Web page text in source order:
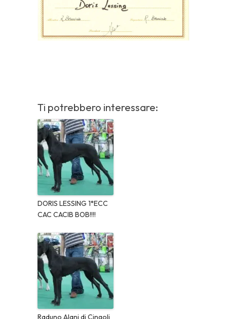
Ti potrebbero interessare:
DORIS LESSING 1°ECC
CAC CACIB BOB!!!!
Raduno Alani di Cingoli